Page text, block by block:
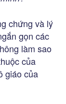
chứng và lý
gọn các
làm sao
của
giáo của